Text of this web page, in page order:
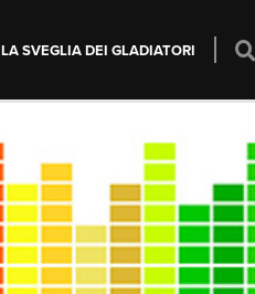
LA SVEGLIA DEI GLADIATORI